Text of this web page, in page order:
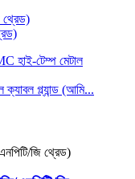
গ্ল্যান্ড (আমি...